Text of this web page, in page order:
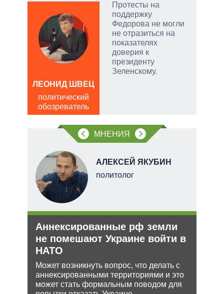
Протесты на
поддержку
Федорова не могли
не отразиться на
показателях
доверия к
президенту
Зеленскому.
ЛЕОНИД ШВЕЦ
политический
обозреватель
МНЕНИЯ
АЛЕКСЕЙ ЯКУБИН
политолог
Аннексированные рф земли
не помешают Украине войти в
НАТО
Может возникнуть вопрос, что делать с
аннексированными территориями и это
может стать формальным поводом для